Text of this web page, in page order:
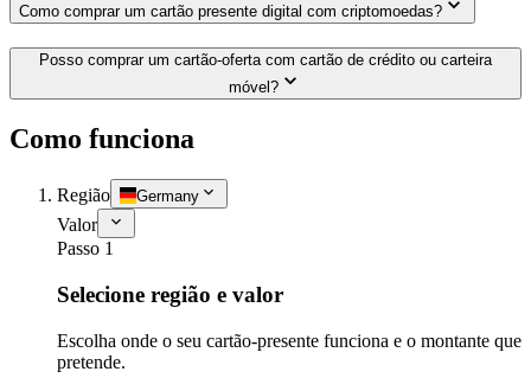
Como comprar um cartão presente digital com criptomoedas?
Posso comprar um cartão-oferta com cartão de crédito ou carteira
móvel?
Como funciona
Região Germany
Valor
Passo 1
Selecione região e valor
Escolha onde o seu cartão-presente funciona e o montante que
pretende.